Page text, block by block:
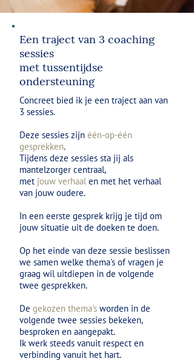
Een traject van 3 coaching
sessies
met tussentijdse
ondersteuning
Concreet bied ik je een traject aan van
3 sessies.
Deze sessies zijn één-op-één
gesprekken.
Tijdens deze sessies sta jij als
mantelzorger centraal,
met jouw verhaal en met het verhaal
van jouw oudere.
In een eerste gesprek krijg je tijd om
jouw situatie uit de doeken te doen.
Op het einde van deze sessie beslissen
we samen welke thema's of vragen je
graag wil uitdiepen in de volgende
twee gesprekken.
De gekozen thema's worden in de
volgende twee sessies bekeken,
besproken en aangepakt.
Ik werk steeds vanuit respect en
verbinding vanuit het hart.